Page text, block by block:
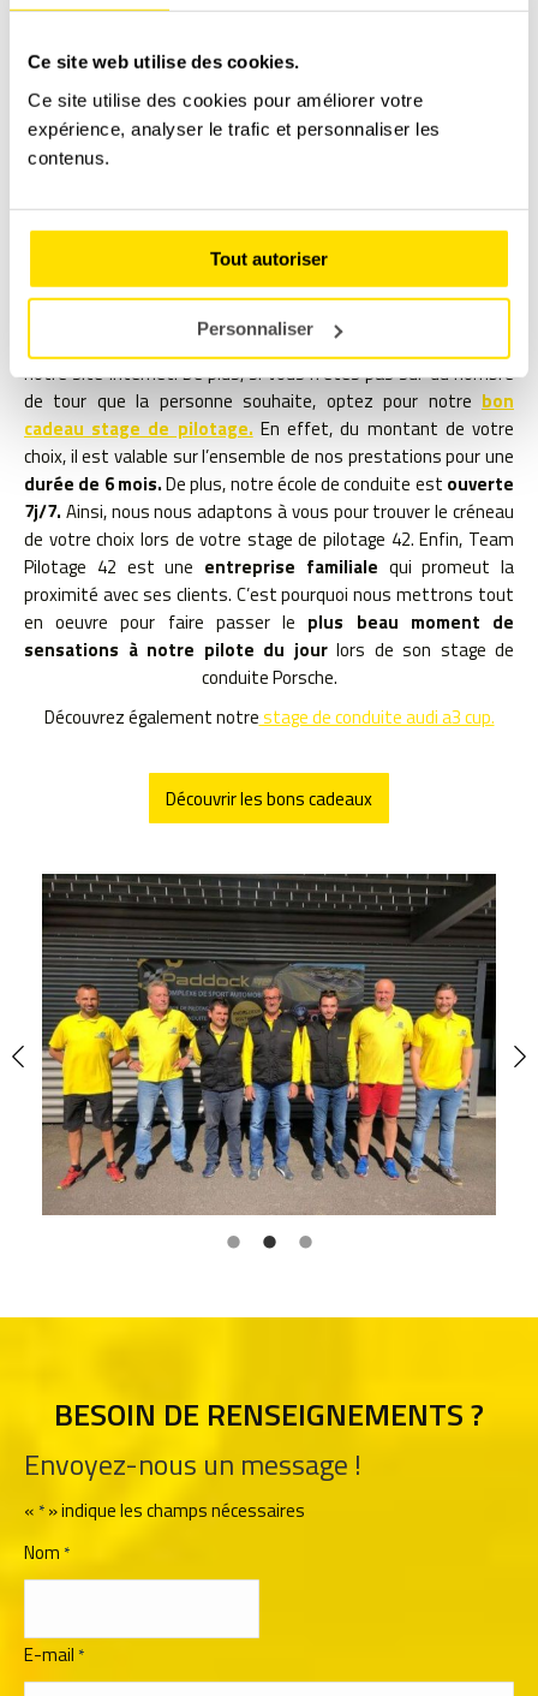
Ce site web utilise des cookies.
Ce site utilise des cookies pour améliorer votre
expérience, analyser le trafic et personnaliser les
contenus.
Tout autoriser
Personnaliser
manuelle à 6 rapports.Enfin, soyez époustouflés par son
conduite Porsche dans la Loire.
OFFRIR UN STAGE DE CONDUITE
Vous souhaitez offrir unstage de conduite Porsche
possible ! En effet, il vous suffit de commander le produit sur
notre site internet. De plus, si vous n’êtes pas sûr du nombre
de tour que la personne souhaite, optez pour notre bon
cadeau stage de pilotage. En effet, du montant de votre
choix, il est valable sur l’ensemble de nos prestations pour une
durée de 6 mois.De plus, notre école de conduite est ouverte
7j/7. Ainsi, nous nous adaptons à vous pour trouver le créneau
de votre choix lors de votre stage de pilotage 42. Enfin, Team
Pilotage 42 est une entreprise familiale qui promeut la
proximité avec ses clients. C’est pourquoi nous mettrons tout
en oeuvre pour faire passer le plus beau moment de
sensations à notre pilote du jourlors de son stage de
conduite Porsche.
Découvrez également notrestage de conduite audi a3 cup.
Découvrir les bons cadeaux
BESOIN DE RENSEIGNEMENTS ?
Envoyez-nous un message !
« * » indique les champs nécessaires
Nom *
E-mail *